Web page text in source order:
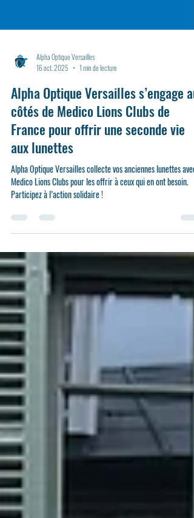
16 oct. 2025
1 min de lecture
Alpha Optique Versailles s’engage aux
côtés de Medico Lions Clubs de
France pour offrir une seconde vie
aux lunettes
Alpha Optique Versailles collecte vos anciennes lunettes avec
Participez à l’action solidaire !